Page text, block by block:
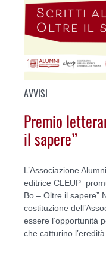
AVVISI
Premio
il sapere”
L’Associazione
editrice CLEUP
Bo – Oltre il sapere”
costituzione
essere l’opportunità
che catturino l’eredità